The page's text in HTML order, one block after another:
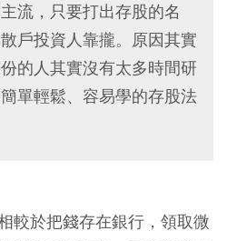
流，只要打出存股的名
戶投資人靠攏。原因其實
的人其實沒有太多時間研
單輕鬆、容易學的存股法
較於把錢存在銀行，領取微